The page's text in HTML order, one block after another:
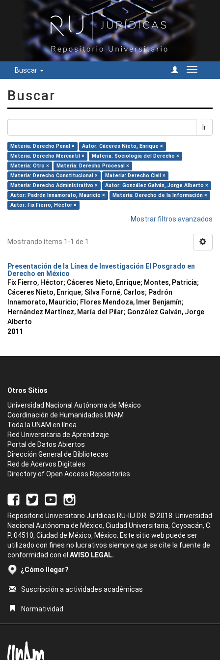
Buscar
Cambiar
Buscar
Ir
Materia: Derecho Penal ×
Autor: Cáceres Nieto, Enrique ×
Materia: Derecho Mercantil ×
Materia: Sociología del Derecho ×
Materia: Otro ×
Materia: Derecho Procesal ×
Materia: Derecho Constitucional ×
Materia: Derecho Civil ×
Materia: Derecho Administrativo ×
Autor: González Galván, Jorge Alberto ×
Autor: Padrón Innamorato, Mauricio ×
Materia: Derecho de la Información ×
Autor: Fix Fierro, Héctor ×
Mostrar filtros avanzados
Mostrando ítems 1-1 de 1
Presentación de la Línea de Investigación El Posgrado en
Derecho en México
Fix Fierro, Héctor; Cáceres Nieto, Enrique; Montes, Patricia;
Cáceres Nieto, Enrique; Silva Forné, Carlos; Padrón
Innamorato, Mauricio; Flores Mendoza, Imer Benjamín;
Hernández Martínez, María del Pilar; González Galván, Jorge
Alberto
2011
Otros Sitios
Universidad Nacional Autónoma de México
Coordinación de Humanidades UNAM
Toda la UNAM en línea
Red Universitaria de Aprendizaje
Portal de Datos Abiertos
Dirección General de Bibliotecas
Red de Acervos Digitales
Directory of Open Access Repositories
Repositorio Universitario Jurídicas RU-IIJ D.R. © 2018. Universidad
Nacional Autónoma de México, Ciudad Universitaria, Coyoacán, C.
P. 04510, Ciudad de México, México. Este sitio web puede ser
utilizado con fines no lucrativos siempre que se cite la fuente de
conformidad con el AVISO LEGAL.
¿Cómo llegar?
Suscripción a actividades académicas
Normatividad